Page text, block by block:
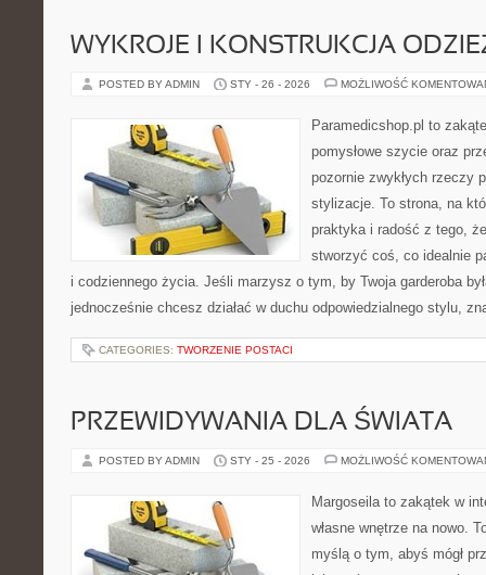
WYKROJE I KONSTRUKCJA
POSTED BY ADMIN STY - 26 - 2026 MOŻLIWOŚĆ
Paramedicshop.pl to
pomysłowe szycie oraz
pozornie zwykłych rzeczy
stylizacje. To strona, na
praktyka i radość z tego,
stworzyć coś, co idealnie
i codziennego życia. Jeśli marzysz o tym, by Twoja garderoba
jednocześnie chcesz działać w duchu odpowiedzialnego stylu,
CATEGORIES: TWORZENIE POSTACI
PRZEWIDYWANIA DLA ŚWIATA
POSTED BY ADMIN STY - 25 - 2026 MOŻLIWOŚĆ
Margoseila to zakątek w
własne wnętrze na nowo.
myślą o tym, abyś mógł